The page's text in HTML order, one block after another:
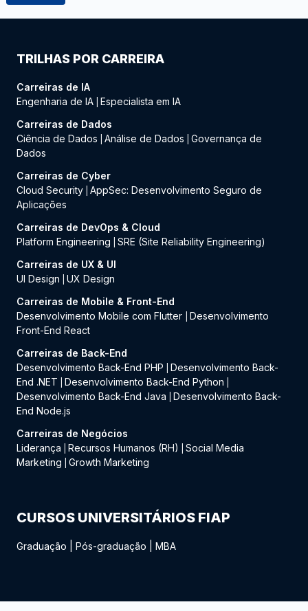
TRILHAS POR CARREIRA
Carreiras de IA
Engenharia de IA Especialista em IA
Carreiras de Dados
Ciência de Dados
Análise de Dados
Governança de
Dados
Carreiras de Cyber
Cloud Security AppSec: Desenvolvimento Seguro de
Aplicações
Carreiras de DevOps & Cloud
Platform Engineering
SRE (Site Reliability Engineering)
Carreiras de UX & UI
UI Design
UX Design
Carreiras de Mobile & Front-End
Desenvolvimento Mobile com Flutter
Desenvolvimento
Front-End React
Carreiras de Back-End
Desenvolvimento Back-End PHP
Desenvolvimento Back-
End .NET
Desenvolvimento Back-End Python
Desenvolvimento Back-End Java
Desenvolvimento Back-
End Node.js
Carreiras de Negócios
Liderança
Recursos Humanos (RH)
Social Media
Marketing
Growth Marketing
CURSOS UNIVERSITÁRIOS FIAP
Graduação Pós-graduação MBA